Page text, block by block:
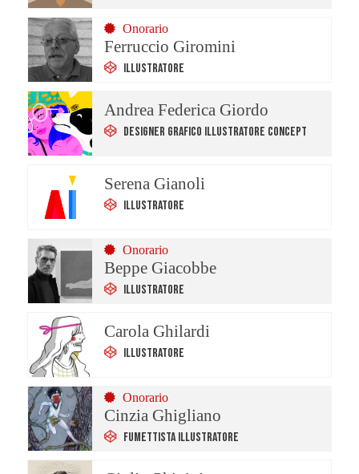
Onorario
Ferruccio Giromini
Illustratore
Andrea Federica Giordo
Designer Grafico Illustratore Concept
Serena Gianoli
Illustratore
Onorario
Beppe Giacobbe
Illustratore
Carola Ghilardi
Illustratore
Onorario
Cinzia Ghigliano
Fumettista Illustratore